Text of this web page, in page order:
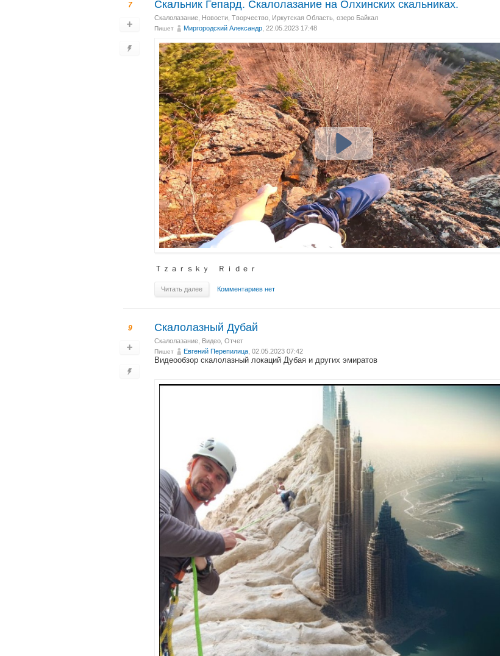
7 Скальник Гепард. Скалолазание на Олхинских скальниках.
Скалолазание Новости Творчество Иркутская Область, озеро Байкал
Пишет Миргородский Александр , 22.05.2023 17:48
Ｔｚａｒｓｋｙ Ｒｉｄｅｒ
Читать далее Комментариев нет
9 Скалолазный Дубай
Скалолазание Видео Отчет
Пишет Евгений Перепилица , 02.05.2023 07:42
Видеообзор скалолазный локаций Дубая и других эмиратов